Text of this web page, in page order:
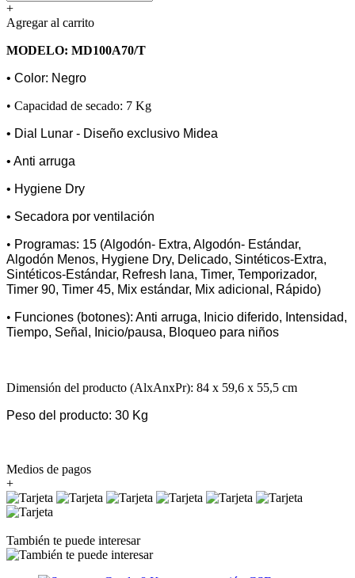
+
Agregar al carrito
MODELO: MD100A70/T
• Color: Negro
• Capacidad de secado: 7 Kg
• Dial Lunar - Diseño exclusivo Midea
• Anti arruga
• Hygiene Dry
• Secadora por ventilación
• Programas: 15 (Algodón- Extra, Algodón- Estándar,
Algodón Menos, Hygiene Dry, Delicado, Sintéticos-Extra,
Sintéticos-Estándar, Refresh lana, Timer, Temporizador,
Timer 90, Timer 45, Mix estándar, Mix adicional, Rápido)
• Funciones (botones): Anti arruga, Inicio diferido, Intensidad,
Tiempo, Señal, Inicio/pausa, Bloqueo para niños
Dimensión del producto (AlxAnxPr): 84 x 59,6 x 55,5 cm
Peso del producto: 30 Kg
Medios de pagos
+
También te puede interesar